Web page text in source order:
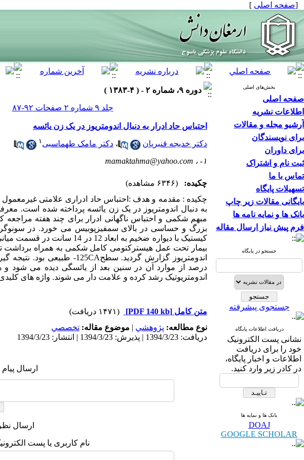
[صفحه اصلی ]
بخش‌های اصلی
صفحه اصلی
اطلاعات نشریه
آرشیو مجله و مقالات
برای نویسندگان
برای داوران
ثبت نام و اشتراک
تماس با ما
تسهیلات پایگاه
بایگانی مقالات زیر چاپ
بانک ها و نمایه نامه ها
فرم پیش نیاز ارسال مقاله
جستجو در پایگاه
جستجوی پیشرفته
دریافت اطلاعات پایگاه
نشانی پست الکترونیک
خود را برای دریافت
اطلاعات و اخبار پایگاه،
در کادر زیر وارد کنید.
بانک ها و نمایه ها
DOAJ
GOOGLE SCHOLAR
دوره ۹، شماره ۲ - ( ۴-۱۳۸۳ )
جلد ۹ شماره ۲ صفحات ۹۲-۸۷
احتباس حاد ادرار به دنبال اندومتریوز در یک زن یائسه
دکتر خدیجه قنبریان ، دکتر مامک طهماسبی ۱
۱- ، mamaktahma@yahoo.com
چکیده:
(۶۳۴۶ مشاهده)
چکیده : مقدمه و هدف :احتباس حاد ادراری علامتی
مبهم شکمی و احتباس ناگهانی ادرار برای چند هفته
بزرگ و حساسی در بالای سمفیزپوبیس می خورد. در
کیستیک با دیواره ضخیم به
بیمار تحت عمل هیسترکتومی کامل شکمی به همراه برداشت
درصد از موارد آن در سنین بعد از یائسگی دیده می شود
اندومتریوتیک رشد کرده و علامت دار می شوند. واژه های
متن کامل [PDF 140 kb]
(۱۴۷۱ دریافت)
نوع مطالعه: پژوهشي | موضوع مقاله: تخصصي
دریافت: 1394/3/23 | پذیرش: 1394/3/23 | انتشار: 1394/3/23
ارسال
ارسال
نام کاربری یا پست